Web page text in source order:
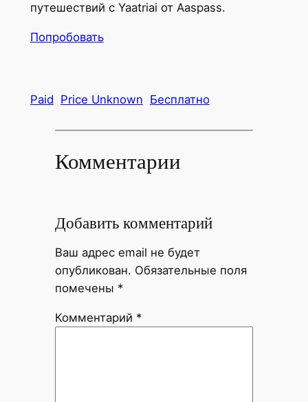
путешествий с Yaatriai от Aaspass.
Попробовать
Paid Price Unknown Бесплатно
Комментарии
Добавить комментарий
Ваш адрес email не будет
опубликован. Обязательные поля
помечены *
Комментарий *